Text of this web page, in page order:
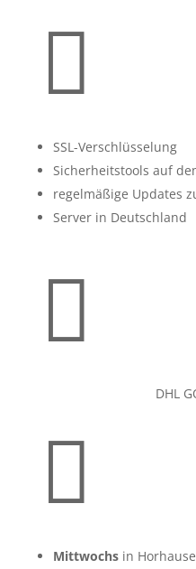

SSL-Verschlüsselung
Sicherheitstools auf
regelmäßige Updates
Server in Deutschland

DHL

Mittwochsin